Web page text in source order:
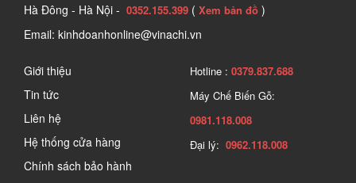
Tìm hiểu về sản phẩm giấy chà nhám
Hà Đông - Hà Nội - 0352.155.399 ( Xem bản đồ )
Email: kinhdoanhonline@vinachi.vn
Giới thiệu
Tin tức
Liên hệ
Hệ thống cửa hàng
Chính sách bảo hành
Hotline : 0379.837.688
Máy Chế Biến Gỗ:
0981.118.008
Đại lý: 0962.118.008